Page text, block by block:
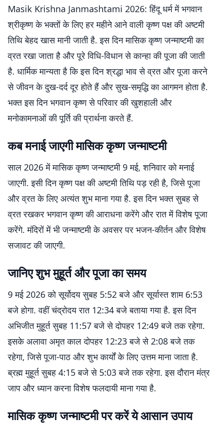
Masik Krishna Janmashtami 2026: हिंदू धर्म में भगवान
श्रीकृष्ण के भक्तों के लिए हर महीने आने वाली कृष्ण पक्ष की अष्टमी
तिथि बेहद खास मानी जाती है. इस दिन मासिक कृष्ण जन्माष्टमी का
व्रत रखा जाता है और पूरे विधि-विधान से कान्हा की पूजा की जाती
है. धार्मिक मान्यता है कि इस दिन श्रद्धा भाव से व्रत और पूजा करने
से जीवन के दुख-दर्द दूर होते हैं और सुख-समृद्धि का आगमन होता है.
भक्त इस दिन भगवान कृष्ण से परिवार की खुशहाली और
मनोकामनाओं की पूर्ति की प्रार्थना करते हैं.
कब मनाई जाएगी मासिक कृष्ण जन्माष्टमी
साल 2026 में मासिक कृष्ण जन्माष्टमी 9 मई, शनिवार को मनाई
जाएगी. इसी दिन कृष्ण पक्ष की अष्टमी तिथि पड़ रही है, जिसे पूजा
और व्रत के लिए अत्यंत शुभ माना गया है. इस दिन भक्त सुबह से
व्रत रखकर भगवान कृष्ण की आराधना करेंगे और रात में विशेष पूजा
करेंगे. मंदिरों में भी जन्माष्टमी के अवसर पर भजन-कीर्तन और विशेष
सजावट की जाएगी.
जानिए शुभ मुहूर्त और पूजा का समय
9 मई 2026 को सूर्योदय सुबह 5:52 बजे और सूर्यास्त शाम 6:53
बजे होगा. वहीं चंद्रोदय रात 12:34 बजे बताया गया है. इस दिन
अभिजीत मुहूर्त सुबह 11:57 बजे से दोपहर 12:49 बजे तक रहेगा.
इसके अलावा अमृत काल दोपहर 12:23 बजे से 2:08 बजे तक
रहेगा, जिसे पूजा-पाठ और शुभ कार्यों के लिए उत्तम माना जाता है.
ब्रह्म मुहूर्त सुबह 4:15 बजे से 5:03 बजे तक रहेगा. इस दौरान मंत्र
जाप और ध्यान करना विशेष फलदायी माना गया है.
मासिक कृष्ण जन्माष्टमी पर करें ये आसान उपाय